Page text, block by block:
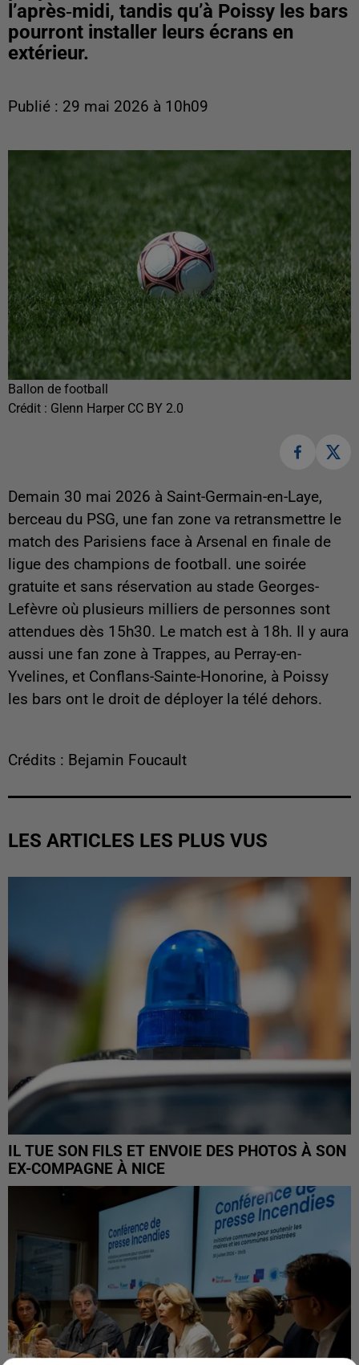
l’après‑midi, tandis qu’à Poissy les bars
pourront installer leurs écrans en
extérieur.
Publié : 29 mai 2026 à 10h09
Ballon de football
Crédit : Glenn Harper CC BY 2.0
Demain 30 mai 2026 à Saint-Germain-en-Laye,
berceau du PSG, une fan zone va retransmettre le
match des Parisiens face à Arsenal en finale de
ligue des champions de football. une soirée
gratuite et sans réservation au stade Georges-
Lefèvre où plusieurs milliers de personnes sont
attendues dès 15h30. Le match est à 18h. Il y aura
aussi une fan zone à Trappes, au Perray-en-
Yvelines, et Conflans-Sainte-Honorine, à Poissy
les bars ont le droit de déployer la télé dehors.
Crédits : Bejamin Foucault
LES ARTICLES LES PLUS VUS
IL TUE SON FILS ET ENVOIE DES PHOTOS À SON
EX-COMPAGNE À NICE